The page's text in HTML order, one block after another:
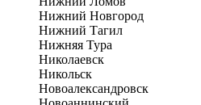
Нижний Новгород
Нижний Тагил
Нижняя Тура
Николаевск
Никольск
Новоалександровск